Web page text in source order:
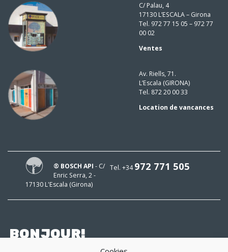
C/ Palau, 4
17130 L’ESCALA – Girona
Tel. 972 77 15 05 – 972 77
00 02
Ventes
Av. Riells, 71.
L’Escala (GIRONA)
Tel. 872 20 00 33
Location de vancances
Tel. +34972 771 505
® BOSCH API - C/
Enric Serra, 2 -
17130 L'Escala (Girona)
BONJOUR!